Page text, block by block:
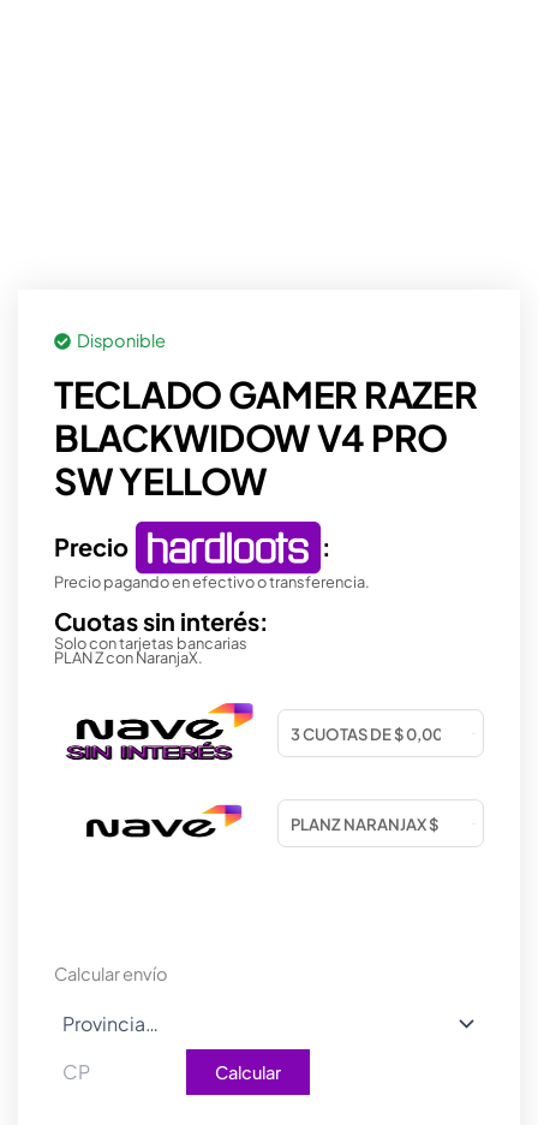
Disponible
TECLADO GAMER RAZER
BLACKWIDOW V4 PRO
SW YELLOW
Precio :
Precio pagando en efectivo o transferencia.
Cuotas sin interés:
Solo con tarjetas bancarias
PLAN Z con NaranjaX.
Calcular envío
Calcular